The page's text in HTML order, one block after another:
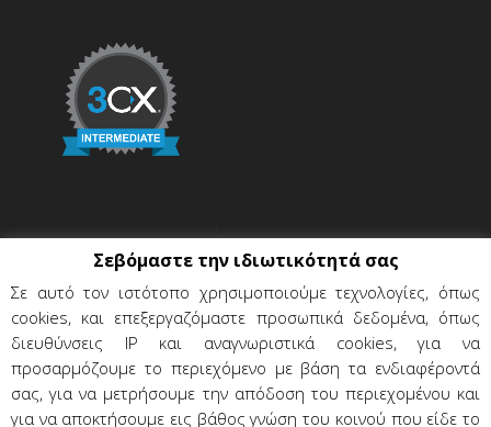
Σεβόμαστε την ιδιωτικότητά σας
Σε αυτό τον ιστότοπο χρησιμοποιούμε τεχνολογίες, όπως
cookies, και επεξεργαζόμαστε προσωπικά δεδομένα, όπως
διευθύνσεις IP και αναγνωριστικά cookies, για να
προσαρμόζουμε το περιεχόμενο με βάση τα ενδιαφέροντά
σας, για να μετρήσουμε την απόδοση του περιεχομένου και
για να αποκτήσουμε εις βάθος γνώση του κοινού που είδε το